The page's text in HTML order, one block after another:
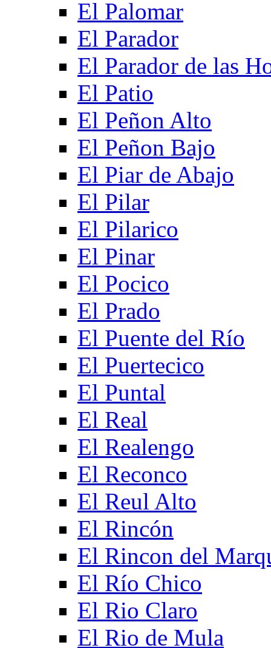
El Palomar
El Parador
El Parador de las
El Patio
El Peñon Alto
El Peñon Bajo
El Piar de Abajo
El Pilar
El Pilarico
El Pinar
El Pocico
El Prado
El Puente del Río
El Puertecico
El Puntal
El Real
El Realengo
El Reconco
El Reul Alto
El Rincón
El Rincon del
El Río Chico
El Rio Claro
El Rio de Mula